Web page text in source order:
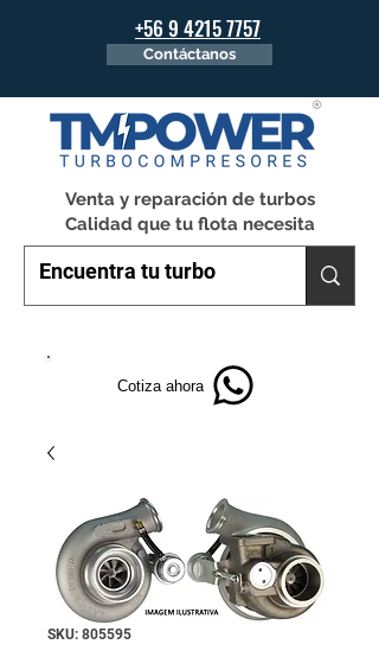
+56 9 4215 7757
Contáctanos
Venta y reparación de turbos
Calidad que tu flota necesita
Cotiza ahora
SKU: 805595